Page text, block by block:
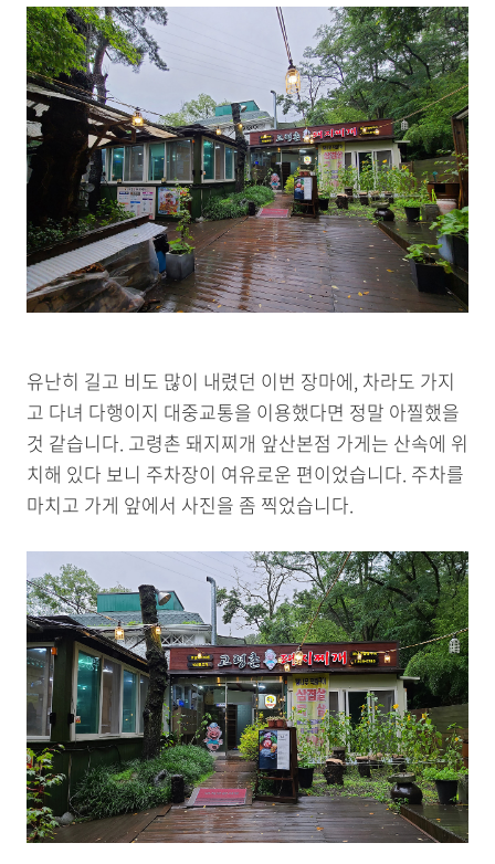
유난히 길고 비도 많이 내렸던 이번 장마에, 차라도 가지
고 다녀 다행이지 대중교통을 이용했다면 정말 아찔했을
것 같습니다. 고령촌 돼지찌개 앞산본점 가게는 산속에 위
치해 있다 보니 주차장이 여유로운 편이었습니다. 주차를
마치고 가게 앞에서 사진을 좀 찍었습니다.